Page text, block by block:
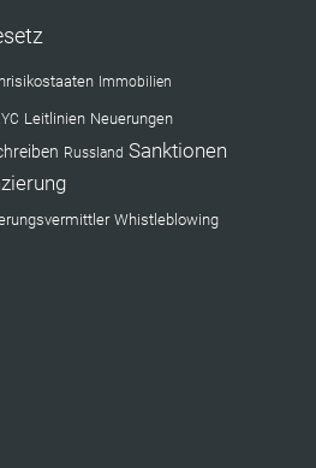
Immobilien
Leitlinien Neuerungen
Russland Sanktionen
Whistleblowing